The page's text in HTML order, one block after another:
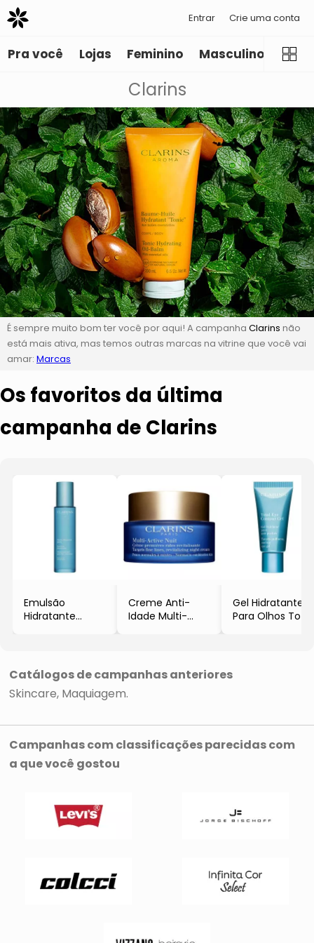
Entrar Crie uma conta
Pra você Lojas Feminino Masculino
Clarins
É sempre muito bom ter você por aqui! A campanha Clarins não
está mais ativa, mas temos outras marcas na vitrine que você vai
amar: Marcas
Os favoritos da última
campanha de Clarins
Emulsão
Hidratante
Creme Anti-
Idade Multi-
Gel Hidratante
Para Olhos Total
Catálogos de campanhas anteriores
Skincare Maquiagem
Campanhas com classificações parecidas com
a que você gostou